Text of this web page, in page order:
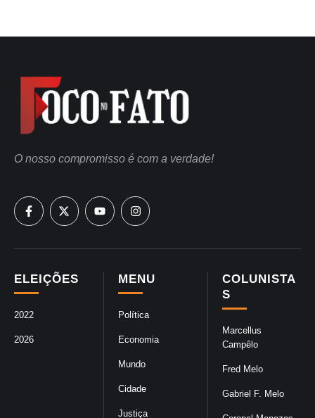
COLUNISTA
S
Marcellus
Campêlo
Fred Melo
Gabriel F. Melo
MENU
Política
Economia
Mundo
Cidade
Justiça
ELEIÇÕES
2022
2026
O nosso compromisso é com a verdade!